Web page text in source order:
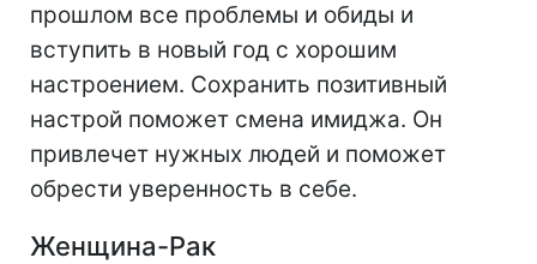
прошлом все проблемы и обиды и
вступить в новый год с хорошим
настроением. Сохранить позитивный
настрой поможет смена имиджа. Он
привлечет нужных людей и поможет
обрести уверенность в себе.
Женщина-Рак